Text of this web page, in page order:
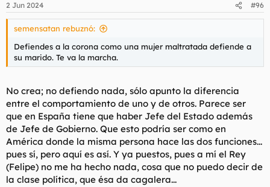
2 Jun 2024 #96
semensatan rebuznó:
Defiendes a la corona como una mujer maltratada defiende a
su marido. Te va la marcha.
No crea; no defiendo nada, sólo apunto la diferencia
entre el comportamiento de uno y de otros. Parece ser
que en España tiene que haber Jefe del Estado además
de Jefe de Gobierno. Que esto podría ser como en
América donde la misma persona hace las dos funciones...
pues sí, pero aquí es así. Y ya puestos, pues a mí el Rey
(Felipe) no me ha hecho nada, cosa que no puedo decir de
la clase política, que ésa da cagalera...